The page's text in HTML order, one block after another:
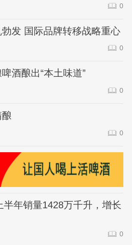
0
发 国际品牌转移战略重心
0
酒酿出“本土味道”
0
0
半年销量1428万千升，增长
0